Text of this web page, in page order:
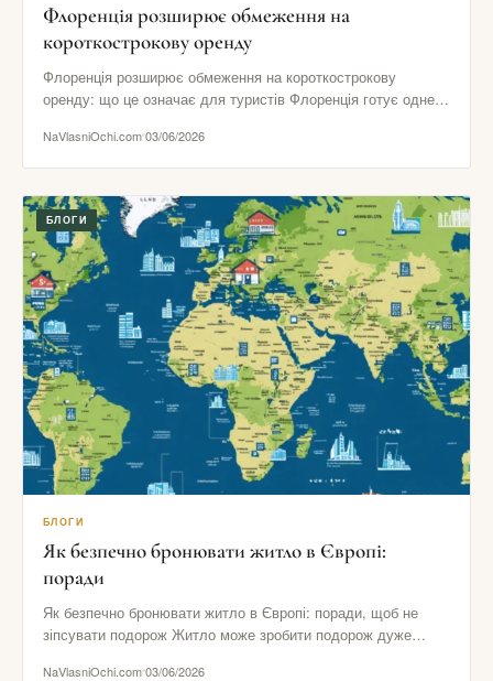
Флоренція розширює обмеження на
короткострокову оренду
Флоренція розширює обмеження на короткострокову
оренду: що це означає для туристів Флоренція готує одне з
NaVlasniOchi.com03/06/2026
БЛОГИ
БЛОГИ
Як безпечно бронювати житло в Європі:
поради
Як безпечно бронювати житло в Європі: поради, щоб не
зіпсувати подорож Житло може зробити подорож дуже
NaVlasniOchi.com03/06/2026